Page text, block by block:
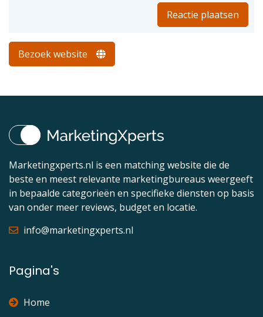
Bezoek website
Marketingxperts.nl is een matching website die de
beste en meest relevante marketingbureaus weergeeft
in bepaalde categorieën en specifieke diensten op basis
van onder meer reviews, budget en locatie.
info@marketingxperts.nl
Pagina's
Home